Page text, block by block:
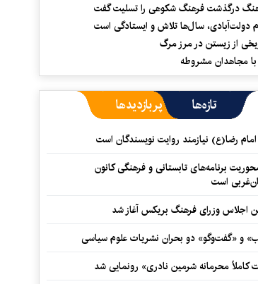
درگذشت فرهنگ شکوهی را تسلیت گفت
دولت‌آبادی، سال‌ها تلاش و ایستادگی است
از زیستن در مرز مرگ
مجاهدان مشروطه
تازه‌ها پربازدیدها
رضا(ع) نیازمند روایت نویسندگان است
برنامه‌های تابستانی و فرهنگی کانون
است
اجلاس وزرای فرهنگ بریکس آغاز شد
و «گفت‌وگو» دو بحران نشریات علوم سیاسی
کاملاً محرمانه شرمین نادری» رونمایی شد